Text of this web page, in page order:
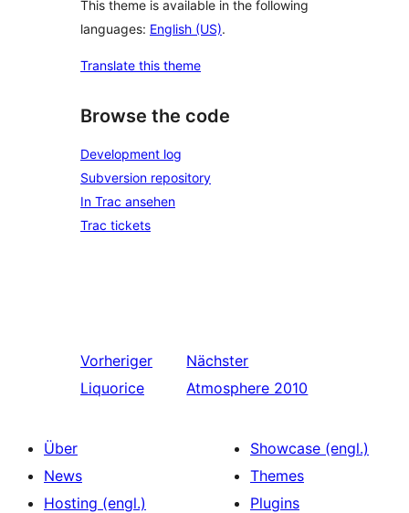
This theme is available in the following
languages: English (US).
Translate this theme
Browse the code
Development log
Subversion repository
In Trac ansehen
Trac tickets
Vorheriger
Liquorice
Nächster
Atmosphere 2010
Über
News
Hosting (engl.)
Showcase (engl.)
Themes
Plugins